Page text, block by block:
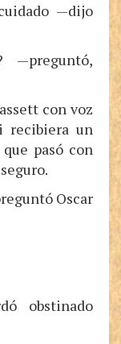
—dijo
—preguntó,
con voz
recibiera un
pasó con
Oscar
obstinado